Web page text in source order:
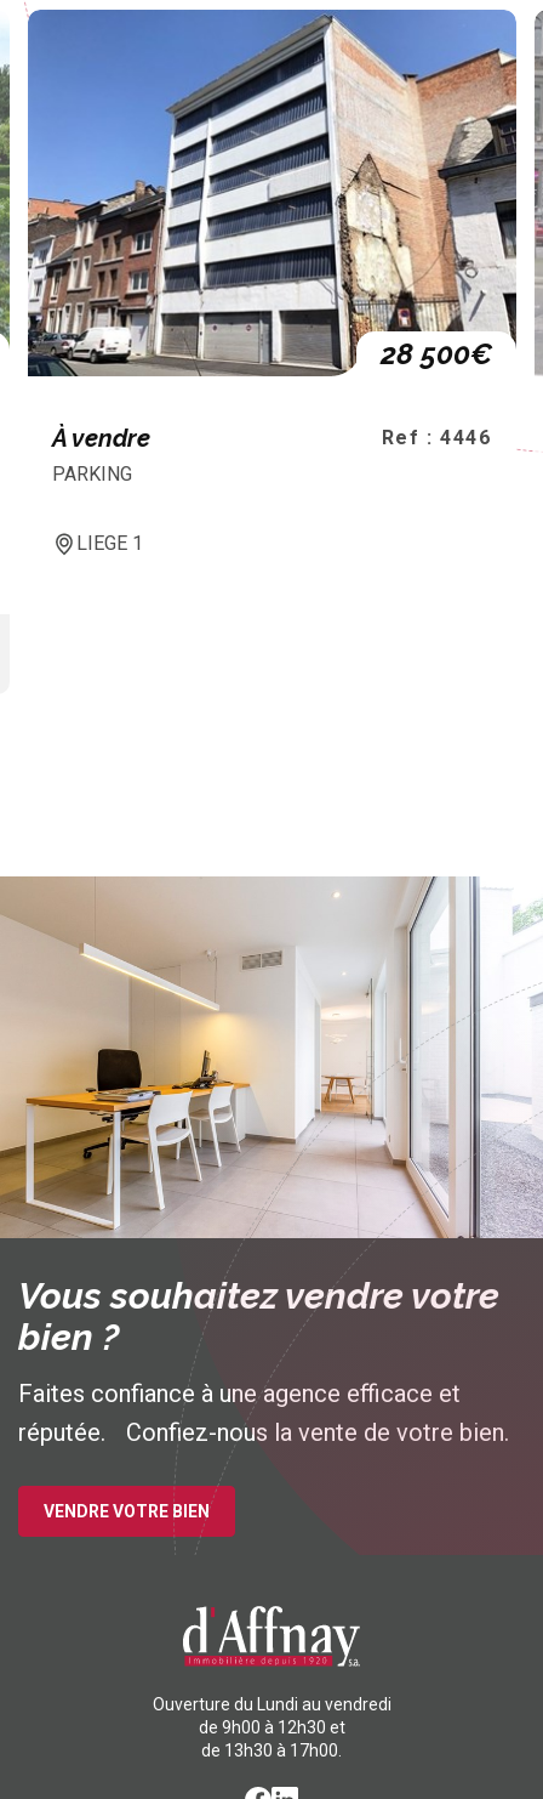
28 500€
À vendre
PARKING
Ref : 4446
LIEGE 1
Vous souhaitez vendre votre
bien ?
Faites confiance à une agence efficace et
réputée. Confiez-nous la vente de votre bien.
VENDRE VOTRE BIEN
Ouverture du Lundi au vendredi
de 9h00 à 12h30 et
de 13h30 à 17h00.